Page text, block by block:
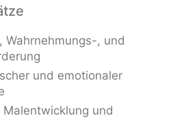
Wahrnehmungs-, und
und emotionaler
Malentwicklung und